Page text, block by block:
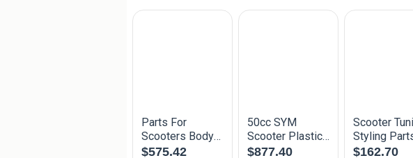
Smalle kap onderkant zijkap
VIN kapje
Kentekenkap